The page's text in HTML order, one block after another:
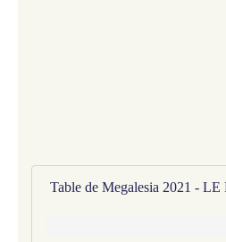
Table de Megalesia 2021 -